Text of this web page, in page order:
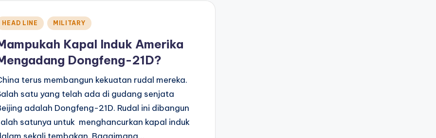
HEAD LINE MILITARY
Kapal Induk Amerika
Dongfeng-21D?
terus membangun kekuatan rudal mereka.
satu yang telah ada di gudang senjata
adalah Dongfeng-21D. Rudal ini dibangun
satunya untuk menghancurkan kapal induk